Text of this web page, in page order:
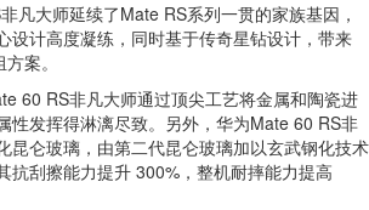
大师延续了Mate RS系列一贯的家族基因，
设计高度凝练，同时基于传奇星钻设计，带来
案。
RS非凡大师通过顶尖工艺将金属和陶瓷进
性发挥得淋漓尽致。另外，华为Mate 60 RS非
昆仑玻璃，由第二代昆仑玻璃加以玄武钢化技术
抗刮擦能力提升 300%，整机耐摔能力提高